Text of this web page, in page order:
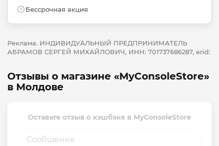
Бессрочная акция
Реклама. ИНДИВИДУАЛЬНЫЙ ПРЕДПРИНИМАТЕЛЬ
АБРАМОВ СЕРГЕЙ МИХАЙЛОВИЧ, ИНН: 701737686287, erid:
Отзывы о магазине «MyConsoleStore»
в Молдове
Оставьте отзыв о кэшбэке в MyConsoleStore